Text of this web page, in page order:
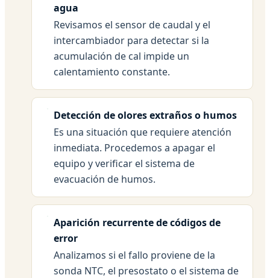
agua
Revisamos el sensor de caudal y el
intercambiador para detectar si la
acumulación de cal impide un
calentamiento constante.
Detección de olores extraños o humos
Es una situación que requiere atención
inmediata. Procedemos a apagar el
equipo y verificar el sistema de
evacuación de humos.
Aparición recurrente de códigos de
error
Analizamos si el fallo proviene de la
sonda NTC, el presostato o el sistema de